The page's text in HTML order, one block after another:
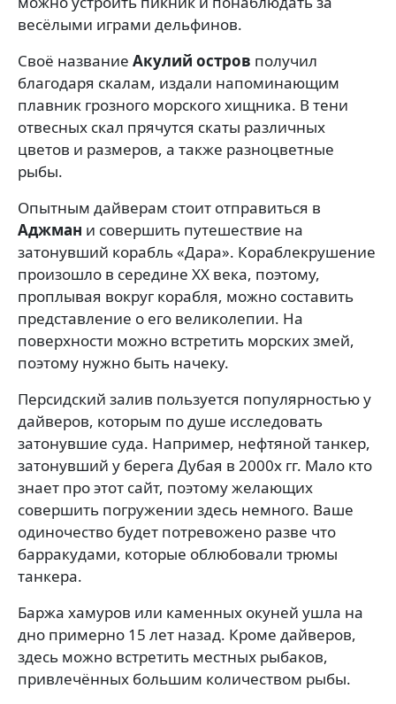
весёлыми играми дельфинов.
Своё название Акулий остров получил
благодаря скалам, издали напоминающим
плавник грозного морского хищника. В тени
отвесных скал прячутся скаты различных
цветов и размеров, а также разноцветные
рыбы.
Опытным дайверам стоит отправиться в
Аджман и совершить путешествие на
затонувший корабль «Дара». Кораблекрушение
произошло в середине XX века, поэтому,
проплывая вокруг корабля, можно составить
представление о его великолепии. На
поверхности можно встретить морских змей,
поэтому нужно быть начеку.
Персидский залив пользуется популярностью у
дайверов, которым по душе исследовать
затонувшие суда. Например, нефтяной танкер,
затонувший у берега Дубая в 2000х гг. Мало кто
знает про этот сайт, поэтому желающих
совершить погружении здесь немного. Ваше
одиночество будет потревожено разве что
барракудами, которые облюбовали трюмы
танкера.
Баржа хамуров или каменных окуней ушла на
дно примерно 15 лет назад. Кроме дайверов,
здесь можно встретить местных рыбаков,
привлечённых большим количеством рыбы.